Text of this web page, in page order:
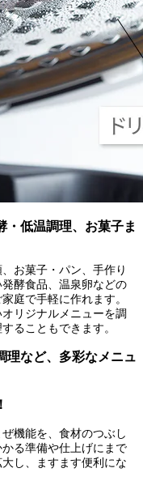
・低温調理、お菓子ま
お菓子・パン、手作り
酵食品、温泉卵などの
庭で手軽に作れます。
リジナルメニューを調
ることもできます。
理など、多彩なメニュ
機能を、食材のつぶし
る準備や仕上げにまで
し、ますます便利にな